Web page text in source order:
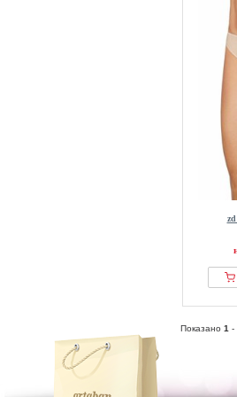
Показано 1 -